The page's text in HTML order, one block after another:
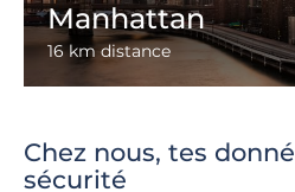
Manhattan
16 km distance
Chez nous, tes
sécurité